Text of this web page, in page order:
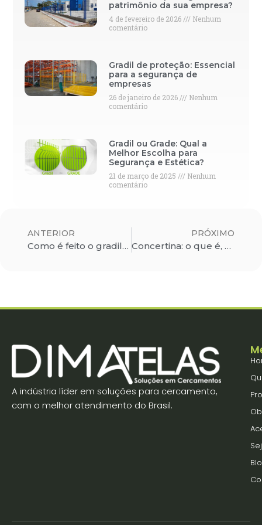
patrimônio da sua empresa?
4 de fevereiro de 2026
Nenhum
comentário
Gradil de proteção: Essencial
para a segurança de
empresas
26 de janeiro de 2026
Nenhum
comentário
Gradil ou Grade: Qual a
Melhor Escolha para
Segurança e Estética?
21 de março de 2025
Nenhum
comentário
ANTERIOR
Como é feito o gradil? Quais materiais são usados em seu desenvolvimento?
PRÓXIMO
Concertina: o que é, e onde usar no cercamento
A indústria líder em soluções para cercamento,
com o melhor atendimento do Brasil.